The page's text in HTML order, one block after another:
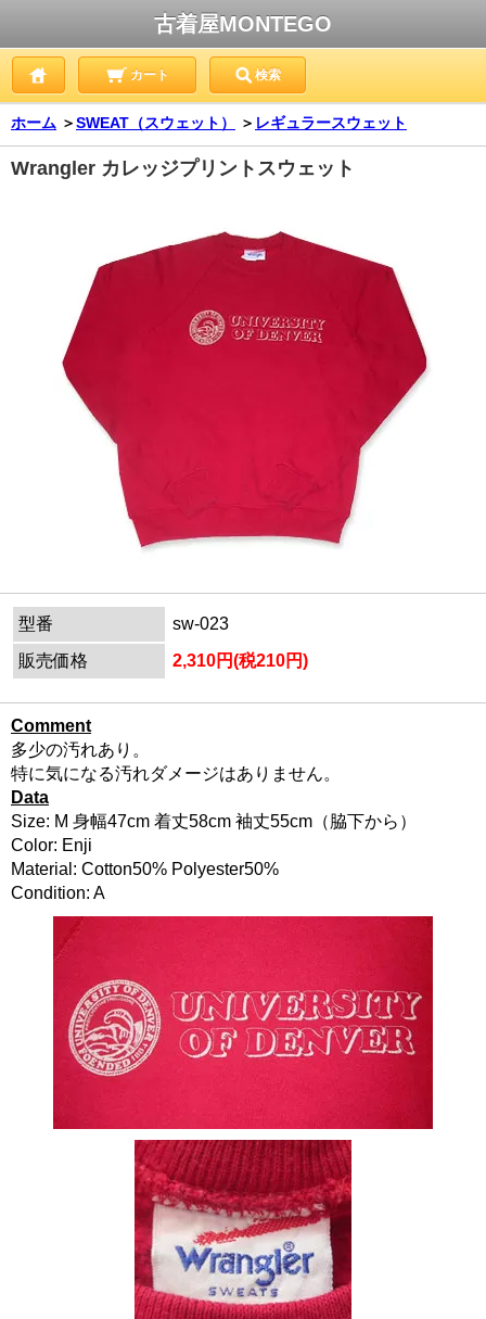
古着屋MONTEGO
カート 検索
ホーム ＞SWEAT（スウェット） ＞ レギュラースウェット
Wrangler カレッジプリントスウェット
型番
sw-023
販売価格
2,310円(税210円)
Comment
多少の汚れあり。
特に気になる汚れダメージはありません。
Data
Size: M 身幅47cm 着丈58cm 袖丈55cm（脇下から）
Color: Enji
Material: Cotton50% Polyester50%
Condition: A